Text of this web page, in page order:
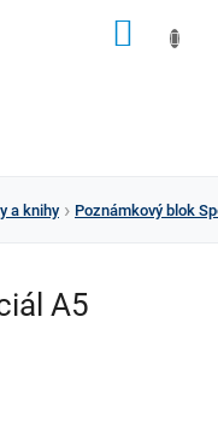
a knihy Poznámkový blok
A5